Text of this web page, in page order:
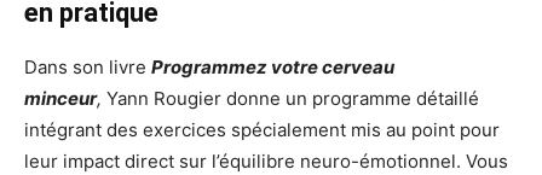
en pratique
Dans son livre Programmez votre cerveau
minceur, Yann Rougier donne un programme détaillé
intégrant des exercices spécialement mis au point pour
leur impact direct sur l’équilibre neuro-émotionnel. Vous